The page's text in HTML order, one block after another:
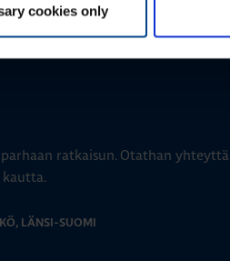
cookies only
ratkaisun. Otathan yhteyttä
kautta.
LÄNSI-SUOMI